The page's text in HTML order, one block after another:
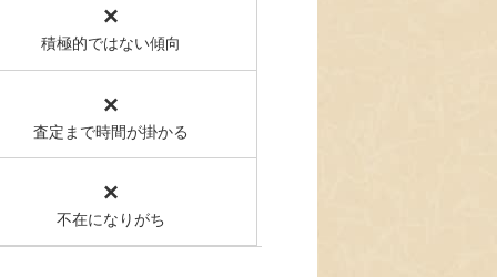
×
積極的ではない傾向
×
査定まで時間が掛かる
×
不在になりがち